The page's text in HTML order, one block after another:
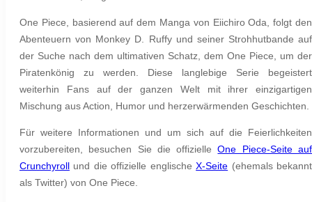
One Piece, basierend auf dem Manga von Eiichiro Oda, folgt den
Abenteuern von Monkey D. Ruffy und seiner Strohhutbande auf
der Suche nach dem ultimativen Schatz, dem One Piece, um der
Piratenkönig zu werden. Diese langlebige Serie begeistert
weiterhin Fans auf der ganzen Welt mit ihrer einzigartigen
Mischung aus Action, Humor und herzerwärmenden Geschichten.
Für weitere Informationen und um sich auf die Feierlichkeiten
vorzubereiten, besuchen Sie die offizielleOne Piece-Seite auf
Crunchyroll und die offizielle englischeX-Seite (ehemals bekannt
als Twitter) von One Piece.